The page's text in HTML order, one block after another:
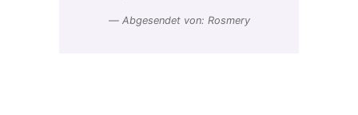
Abgesendet von: Rosmery